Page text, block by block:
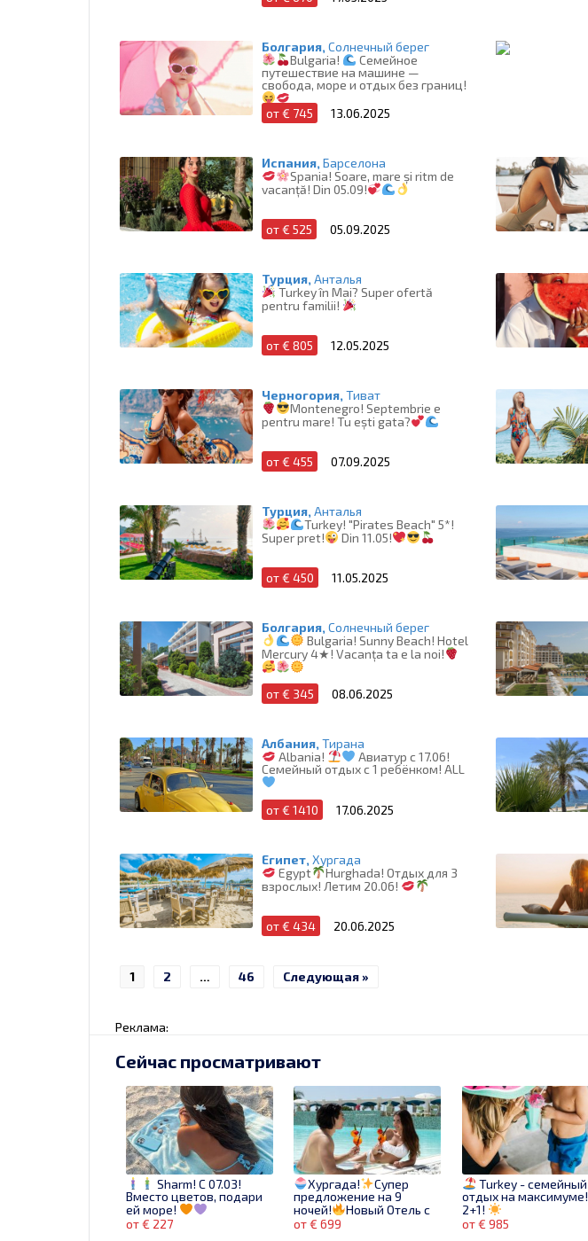
Болгария, Солнечный берег
Bulgaria!
Семейное
путешествие на машине —
свобода, море и отдых без границ!
от € 745
13.06.2025
Испания, Барселона
Spania! Soare, mare și ritm de
vacanță! Din 05.09!
от € 525 05.09.2025
Турция, Анталья
Turkey în Mai? Super ofertă
pentru familii!
от € 805 12.05.2025
Черногория, Тиват
Montenegro! Septembrie e
pentru mare! Tu ești gata?
от € 455 07.09.2025
Турция, Анталья
Turkey! "Pirates Beach" 5*!
Super pret!
Din 11.05!
от € 450 11.05.2025
Болгария, Солнечный берег
Bulgaria! Sunny Beach! Hotel
Mercury 4★! Vacanța ta e la noi!
от € 345 08.06.2025
Албания, Тирана
Albania!
Авиатур с 17.06!
Семейный отдых с 1 ребёнком! ALL
от € 1410 17.06.2025
Египет, Хургада
Egypt
Hurghada! Отдых для 3
взрослых! Летим 20.06!
от € 434 20.06.2025
1 2 … 46 Следующая »
Реклама:
Сейчас просматривают
Sharm! С 07.03!
Вместо цветов, подари
ей море!
от € 227
Хургада!
Супер
предложение на 9
ночей!
Новый Отель с
бассейном с морской
водой!
от € 699
Turkey - семейный
отдых на максимуме!
2+1!
от € 985